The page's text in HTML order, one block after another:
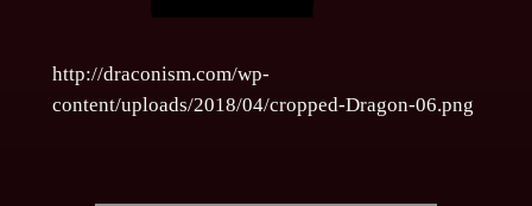
http://draconism.com/wp-
content/uploads/2018/04/cropped-Dragon-06.png